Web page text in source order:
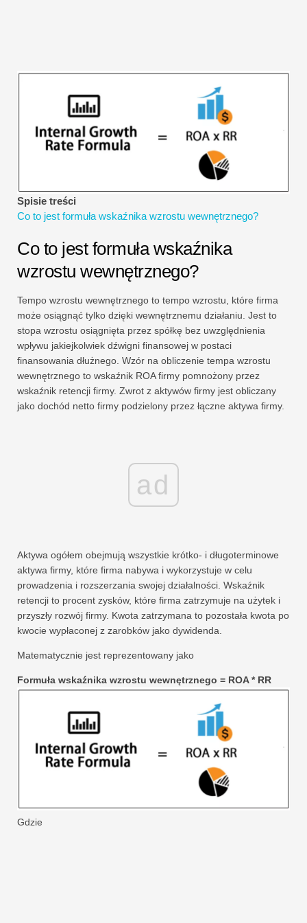
Samouczki dotyczące zarządzania ryzykiem
Spisie treści
Co to jest formuła wskaźnika wzrostu wewnętrznego?
Co to jest formuła wskaźnika
wzrostu wewnętrznego?
Tempo wzrostu wewnętrznego to tempo wzrostu, które firma
może osiągnąć tylko dzięki wewnętrznemu działaniu. Jest to
stopa wzrostu osiągnięta przez spółkę bez uwzględnienia
wpływu jakiejkolwiek dźwigni finansowej w postaci
finansowania dłużnego. Wzór na obliczenie tempa wzrostu
wewnętrznego to wskaźnik ROA firmy pomnożony przez
wskaźnik retencji firmy. Zwrot z aktywów firmy jest obliczany
jako dochód netto firmy podzielony przez łączne aktywa firmy.
ad
Aktywa ogółem obejmują wszystkie krótko- i długoterminowe
aktywa firmy, które firma nabywa i wykorzystuje w celu
prowadzenia i rozszerzania swojej działalności. Wskaźnik
retencji to procent zysków, które firma zatrzymuje na użytek i
przyszły rozwój firmy. Kwota zatrzymana to pozostała kwota po
kwocie wypłaconej z zarobków jako dywidenda.
Matematycznie jest reprezentowany jako
Formuła wskaźnika wzrostu wewnętrznego = ROA * RR
Gdzie